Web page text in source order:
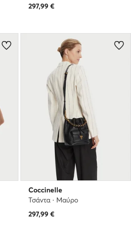
297,99 €
Coccinelle
Τσάντα · Μαύρο
297,99 €